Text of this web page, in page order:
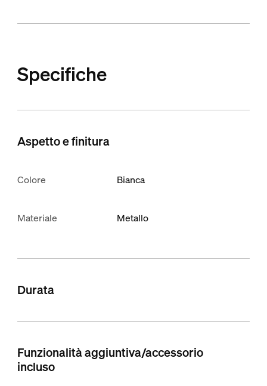
Specifiche
Aspetto e finitura
Colore Bianca
Materiale Metallo
Durata
Funzionalità aggiuntiva/accessorio
incluso